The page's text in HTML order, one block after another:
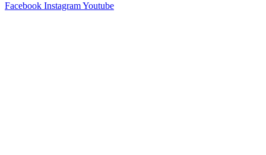
Facebook InstagramYoutube